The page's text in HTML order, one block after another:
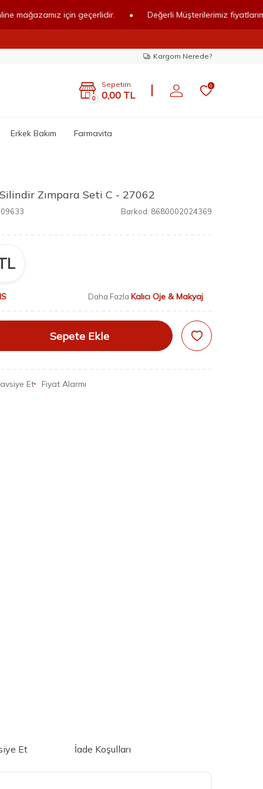
için geçerlidir. • Değerli Müşterilerimiz fiyatlarımız
Kargom Nerede?
0
Sepetim
0,00 TL
0
Erkek Bakım Farmavita
Zımpara Seti C - 27062
Barkod: 8680002024369
Daha Fazla Kalıcı Oje & Makyaj
Sepete Ekle
Et Fiyat Alarmı
Et İade Koşulları